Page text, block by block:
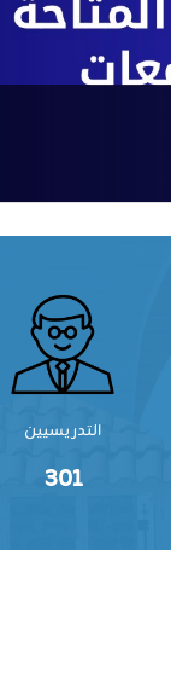
التدريسيين
301